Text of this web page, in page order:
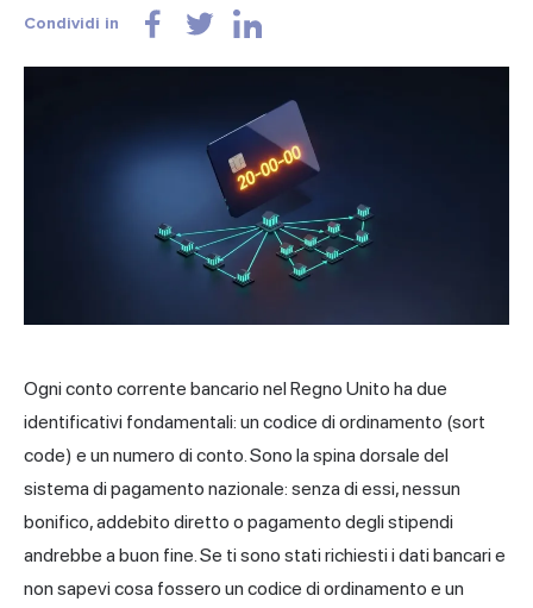
Condividi in
Ogni conto corrente bancario nel Regno Unito ha due
identificativi fondamentali: un codice di ordinamento (sort
code) e un numero di conto. Sono la spina dorsale del
sistema di pagamento nazionale: senza di essi, nessun
bonifico, addebito diretto o pagamento degli stipendi
andrebbe a buon fine. Se ti sono stati richiesti i dati bancari e
non sapevi cosa fossero un codice di ordinamento e un